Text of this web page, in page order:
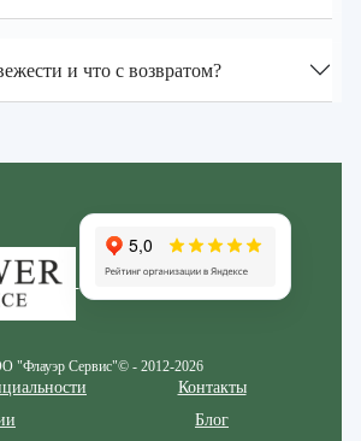
и что с возвратом?
"Флауэр Сервис"© - 2012-2026
Контакты
Блог